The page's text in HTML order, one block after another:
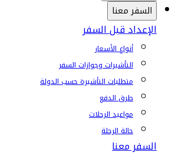
السفر معنا
الإعداد قبل السفر
أنواع الأسعار
التأشيرات وجوازات السفر
متطلبات التأشيرة حسب الدولة
طرق الدفع
مواعيد الرحلات
حالة الرحلة
السفر معنا